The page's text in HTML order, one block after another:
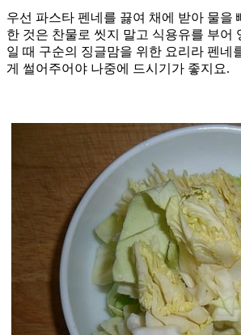
우선 파스타 펜네를 끓여 채에 받아 물을
한 것은 찬물로 씻지 말고 식용유를 부어
일 때 구순의 징글맘을 위한 요리라 펜네
게 썰어주어야 나중에 드시기가 좋지요.